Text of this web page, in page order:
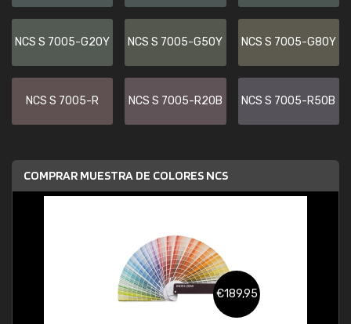
NCS S 7005-G20Y NCS S 7005-G50Y NCS S 7005-G80Y
NCS S 7005-R NCS S 7005-R20B NCS S 7005-R50B
COMPRAR MUESTRA DE COLORES NCS
€189,95